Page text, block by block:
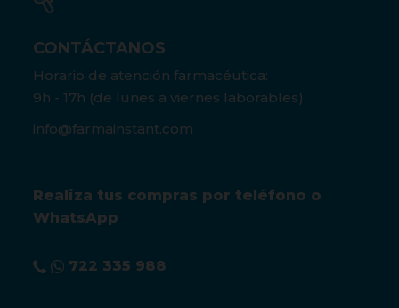
CONTÁCTANOS
Horario de atención farmacéutica:
9h - 17h (de lunes a viernes laborables)
info@farmainstant.com
Realiza tus compras por teléfono o
WhatsApp
722 335 988